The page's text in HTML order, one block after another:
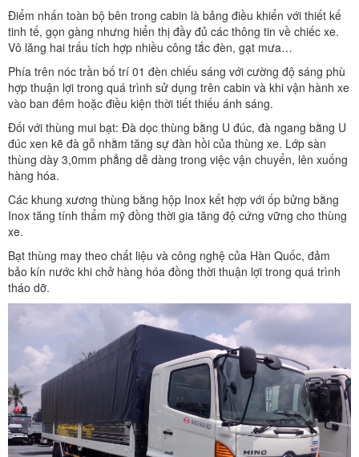
Điểm nhấn toàn bộ bên trong cabin là bảng điều khiển với thiết kế
tinh tế, gọn gàng nhưng hiển thị đầy đủ các thông tin về chiếc xe.
Vô lăng hai trấu tích hợp nhiều công tắc đèn, gạt mưa…
Phía trên nóc trần bố trí 01 đèn chiếu sáng với cường độ sáng phù
hợp thuận lợi trong quá trình sử dụng trên cabin và khi vận hành xe
vào ban đêm hoặc điều kiện thời tiết thiếu ánh sáng.
Đối với thùng mui bạt: Đà dọc thùng bằng U đúc, đà ngang bằng U
đúc xen kẽ đà gỗ nhằm tăng sự đàn hồi của thùng xe. Lớp sàn
thùng dày 3,0mm phẳng dễ dàng trong việc vận chuyển, lên xuống
hàng hóa.
Các khung xương thùng bằng hộp Inox kết hợp với ốp bửng bằng
Inox tăng tính thẩm mỹ đồng thời gia tăng độ cứng vững cho thùng
xe.
Bạt thùng may theo chất liệu và công nghệ của Hàn Quốc, đảm
bảo kín nước khi chở hàng hóa đồng thời thuận lợi trong quá trình
tháo dỡ.